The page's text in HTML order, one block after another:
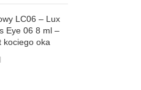
LC06 – Lux
Eye 06 8 ml –
kociego oka